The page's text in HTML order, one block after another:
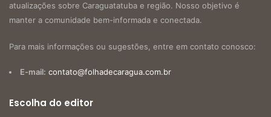
atualizações sobre Caraguatatuba e região. Nosso objetivo é
manter a comunidade bem-informada e conectada.
Para mais informações ou sugestões, entre em contato conosco:
E-mail: contato@folhadecaragua.com.br
Escolha do editor